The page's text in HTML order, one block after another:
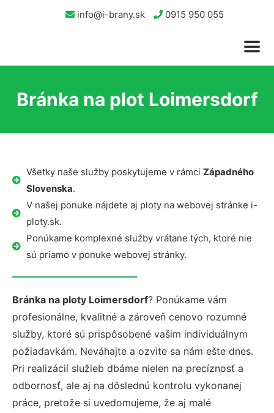
info@i-brany.sk 0915 950 055
Bránka na plot Loimersdorf
Všetky naše služby poskytujeme v rámci Západného
Slovenska.
V našej ponuke nájdete aj ploty na webovej stránke i-
ploty.sk.
Ponúkame komplexné služby vrátane tých, ktoré nie
sú priamo v ponuke webovej stránky.
Bránka na ploty Loimersdorf? Ponúkame vám
profesionálne, kvalitné a zároveň cenovo rozumné
služby, ktoré sú prispôsobené vašim individuálnym
požiadavkám. Neváhajte a ozvite sa nám ešte dnes.
Pri realizácií služieb dbáme nielen na precíznosť a
odbornosť, ale aj na dôslednú kontrolu vykonanej
práce, pretože si uvedomujeme, že aj malé